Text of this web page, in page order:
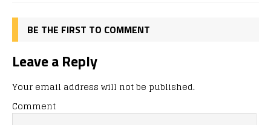
BE THE FIRST TO COMMENT
Leave a Reply
Your email address will not be published.
Comment